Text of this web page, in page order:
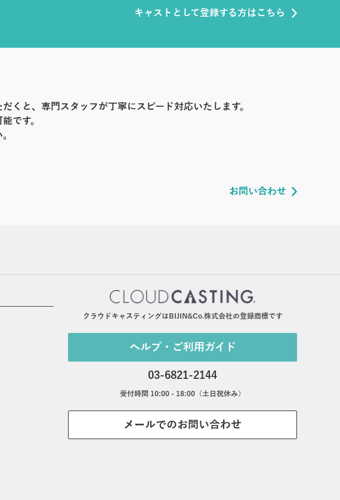
キャストとして登録する方はこちら
くと、専門スタッフが丁寧にスピード対応いたします。
です。
お問い合わせ
クラウドキャスティングはBIJIN&Co.株式会社の登録商標です
ヘルプ・ご利用ガイド
03-6821-2144
受付時間 10:00 - 18:00（土日祝休み）
メールでのお問い合わせ